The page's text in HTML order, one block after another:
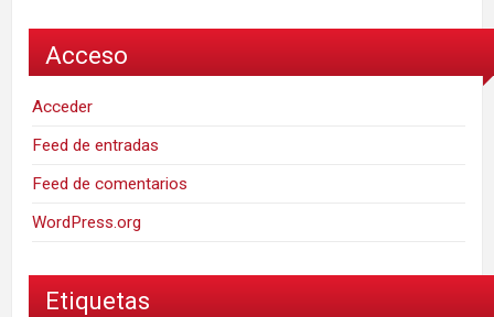
Acceso
Acceder
Feed de entradas
Feed de comentarios
WordPress.org
Etiquetas